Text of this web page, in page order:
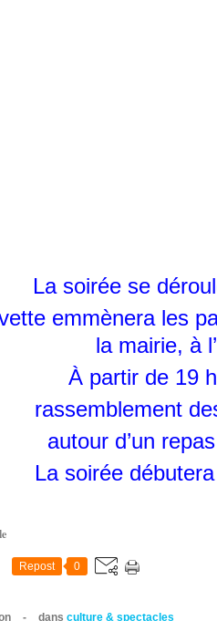
La soirée se
emmènera les
la mairie, à
À partir de 19
rassemblement
autour d’un
La soirée
Repost 0
- dans culture & spectacles